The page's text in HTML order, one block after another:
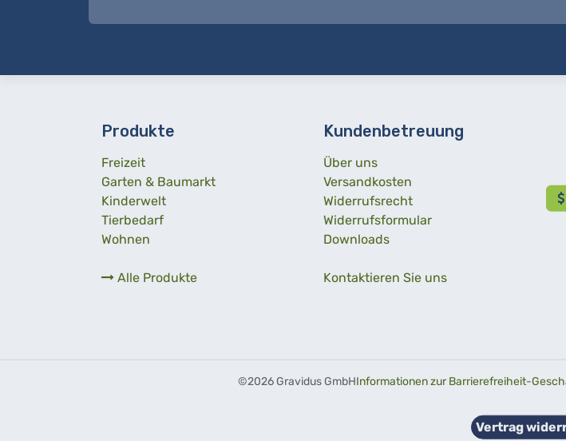
Produkte
Freizeit
Garten & Baumarkt
Kinderwelt
Tierbedarf
Wohnen
Alle Produkte
Kundenbetreuung
Über uns
Versandkosten
Widerrufsrecht
Widerrufsformular
Downloads
Kontaktieren Sie uns
©2026 Gravidus GmbHInformationen zur Barrierefreiheit-
Vertrag